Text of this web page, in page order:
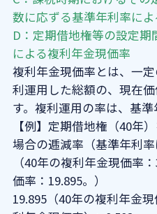
数に応ずる基準年利率に
D：定期借地権等の設定
による複利年金現価率
複利年金現価率とは、一
利運用した総額の、現在
す。複利運用の率は、基準
【例】定期借地権（40年
場合の逓減率（基準年利率
（40年の複利年金現価率
価率：19.895。）
19.895（40年の複利年金